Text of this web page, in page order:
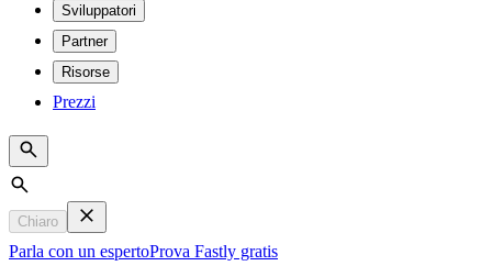
Sviluppatori
Partner
Risorse
Prezzi
Search
Chiaro
Parla con un espertoProva Fastly gratis